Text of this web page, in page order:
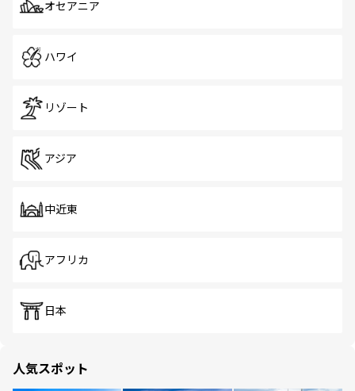
オセアニア
ハワイ
リゾート
アジア
中近東
アフリカ
日本
人気スポット